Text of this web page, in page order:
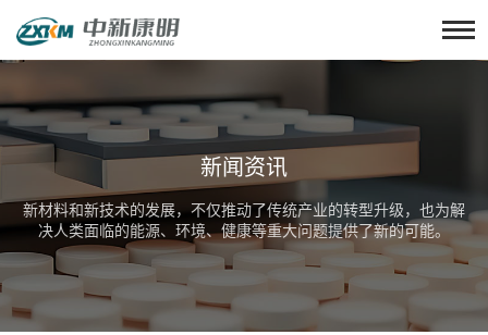
新闻资讯
新材料和新技术的发展，不仅推动了传统产业的转型升级，也为解
决人类面临的能源、环境、健康等重大问题提供了新的可能。